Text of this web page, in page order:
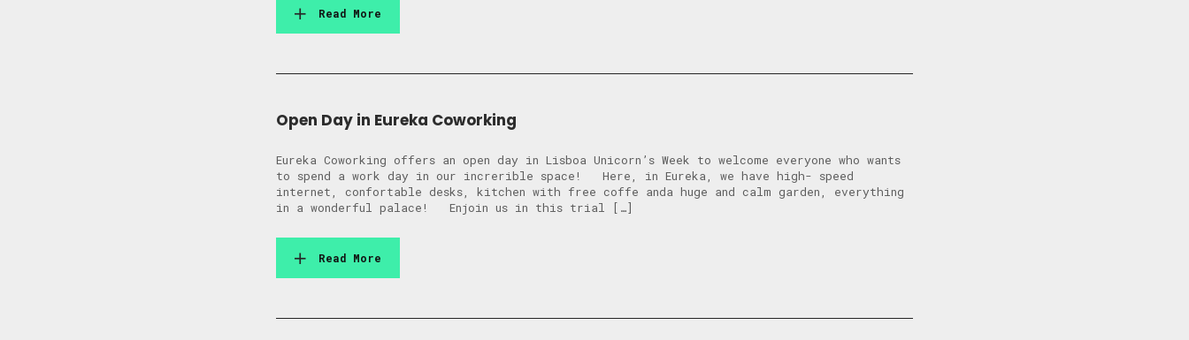
Read More
Open Day in Eureka Coworking
Eureka Coworking offers an open day in Lisboa Unicorn’s Week to welcome everyone who wants
to spend a work day in our increrible space! Here, in Eureka, we have high- speed
internet, confortable desks, kitchen with free coffe anda huge and calm garden, everything
in a wonderful palace! Enjoin us in this trial […]
Read More